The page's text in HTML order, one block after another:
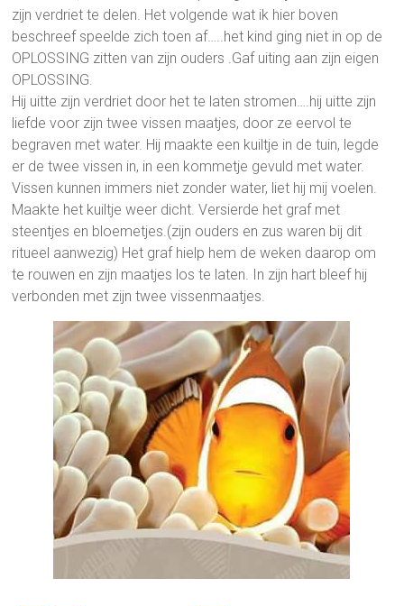
zijn verdriet te delen. Het volgende wat ik hier boven
beschreef speelde zich toen af…..het kind ging niet in op de
OPLOSSING zitten van zijn ouders .Gaf uiting aan zijn eigen
OPLOSSING.
Hij uitte zijn verdriet door het te laten stromen….hij uitte zijn
liefde voor zijn twee vissen maatjes, door ze eervol te
begraven met water. Hij maakte een kuiltje in de tuin, legde
er de twee vissen in, in een kommetje gevuld met water.
Vissen kunnen immers niet zonder water, liet hij mij voelen.
Maakte het kuiltje weer dicht. Versierde het graf met
steentjes en bloemetjes.(zijn ouders en zus waren bij dit
ritueel aanwezig) Het graf hielp hem de weken daarop om
te rouwen en zijn maatjes los te laten. In zijn hart bleef hij
verbonden met zijn twee vissenmaatjes.